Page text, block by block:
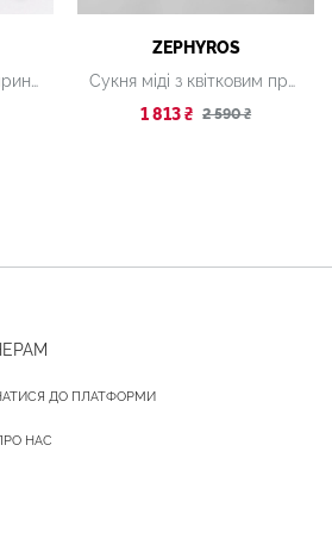
Сукня міді бежева з принтом
ZEPHYROS
Сукня міді з квітковим принтом на бретелях
1 813 ₴ 2 590 ₴
ДО ПЛАТФОРМИ
НАС